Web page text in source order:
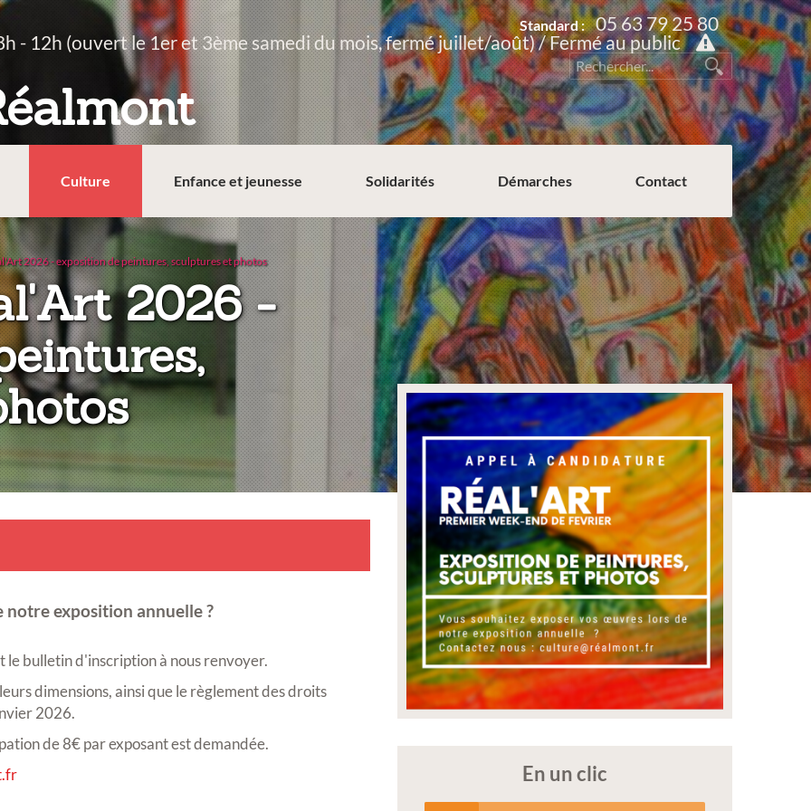
Standard : 05 63 79 25 80
- 12h (ouvert le 1er et 3ème samedi du mois, fermé juillet/août) / Fermé au public
Culture Enfance et jeunesse Solidarités Démarches Contact
2026 - exposition de peintures, sculptures et photos
2026 -
:
notre exposition annuelle ?
le bulletin d'inscription à nous renvoyer.
dimensions, ainsi que le règlement des droits
2026.
de 8€ par exposant est demandée.
En un clic